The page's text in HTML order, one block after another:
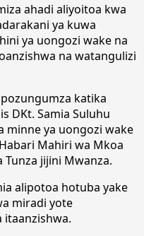
ahadi aliyoitoa kwa
ya kuwa
ya uongozi wake na
na watangulizi
katika
DKt. Samia Suluhu
minne ya uongozi wake
Mahiri wa Mkoa
jijini Mwanza.
alipotoa hotuba yake
miradi yote
itaanzishwa.